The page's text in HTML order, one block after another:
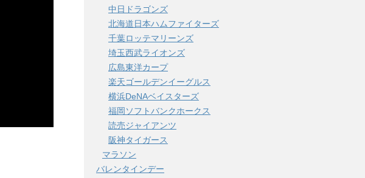
中日ドラゴンズ
北海道日本ハムファイターズ
千葉ロッテマリーンズ
埼玉西武ライオンズ
広島東洋カープ
楽天ゴールデンイーグルス
横浜DeNAベイスターズ
福岡ソフトバンクホークス
読売ジャイアンツ
阪神タイガース
マラソン
バレンタインデー